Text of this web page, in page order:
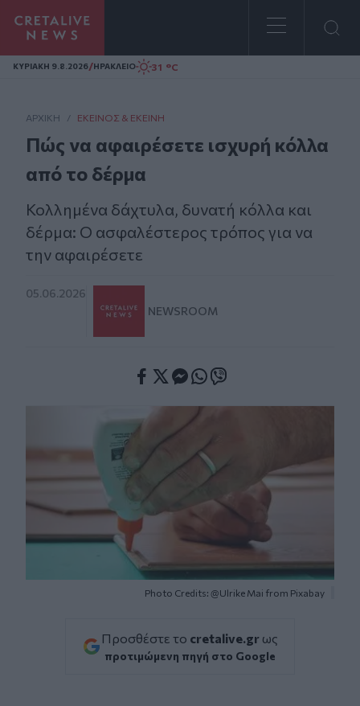
Homepage
ΚΥΡΙΑΚΗ 9.8.2026/ΗΡΑΚΛΕΙΟ 31 °C
ΑΡΧΙΚΗ / ΕΚΕΊΝΟΣ & ΕΚΕΊΝΗ
Πώς να αφαιρέσετε ισχυρή κόλλα
από το δέρμα
Κολλημένα δάχτυλα, δυνατή κόλλα και
δέρμα: Ο ασφαλέστερος τρόπος για να
την αφαιρέσετε
05.06.2026
NEWSROOM
Photo Credits: @Ulrike Mai from Pixabay
Προσθέστε το cretalive.gr ως
προτιμώμενη πηγή στο Google